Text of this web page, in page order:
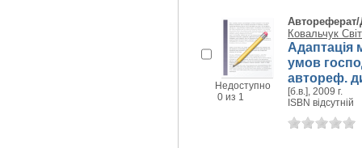
Недоступно
0 из 1
Автореферат/
Ковальчук
Адаптація
умов
автореф.
[б.в.], 2009 г.
ISBN відсутній